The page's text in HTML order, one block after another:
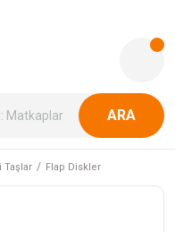
ARA
Taşlar Flap Diskler